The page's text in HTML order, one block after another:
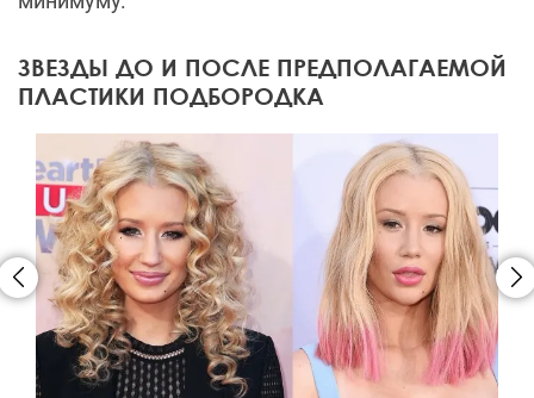
ЗВЕЗДЫ ДО И ПОСЛЕ ПРЕДПОЛАГАЕМОЙ
ПЛАСТИКИ ПОДБОРОДКА